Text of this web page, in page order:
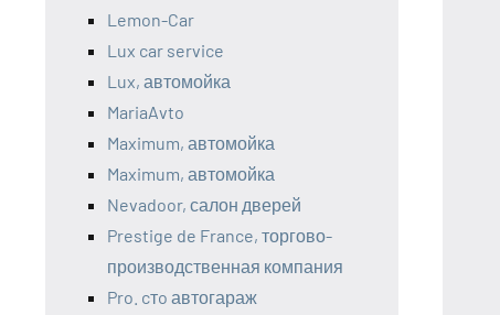
Lemon-Car
Lux car service
Lux, автомойка
MariaAvto
Maximum, автомойка
Maximum, автомойка
Nevadoor, салон дверей
Prestige de France, торгово-
производственная компания
Pro. cтo автогараж